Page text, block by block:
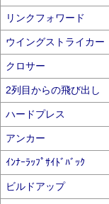
リンクフォワード
ウイングストライカー
クロサー
2列目からの飛び出し
ハードプレス
アンカー
ｲﾝﾅｰﾗｯﾌﾟｻｲﾄﾞﾊﾞｯｸ
ビルドアップ